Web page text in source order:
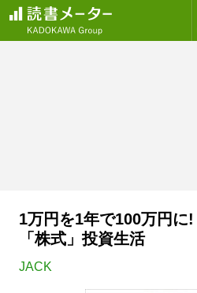
1万円を1年で100万円に
「株式」投資生活
JACK